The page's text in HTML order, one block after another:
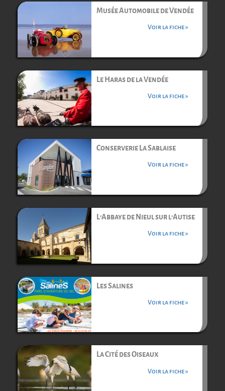
Musée Automobile de Vendée
Voir la fiche »
Le Haras de la Vendée
Voir la fiche »
Conserverie La Sablaise
Voir la fiche »
L’Abbaye de Nieul sur l’Autise
Voir la fiche »
Les Salines
Voir la fiche »
La Cité des Oiseaux
Voir la fiche »